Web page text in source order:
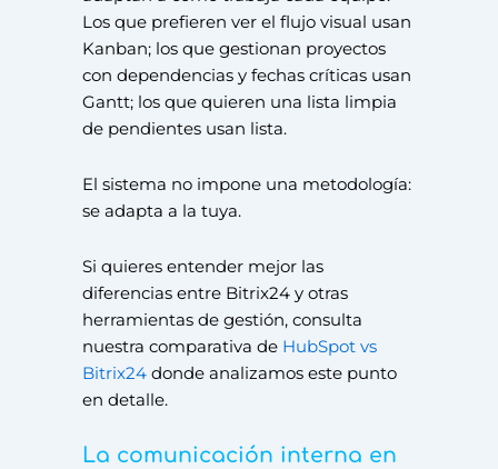
Los que prefieren ver el flujo visual usan
Kanban; los que gestionan proyectos
con dependencias y fechas críticas usan
Gantt; los que quieren una lista limpia
de pendientes usan lista.
El sistema no impone una metodología:
se adapta a la tuya.
Si quieres entender mejor las
diferencias entre Bitrix24 y otras
herramientas de gestión, consulta
nuestra comparativa de HubSpot vs
Bitrix24 donde analizamos este punto
en detalle.
La comunicación interna en